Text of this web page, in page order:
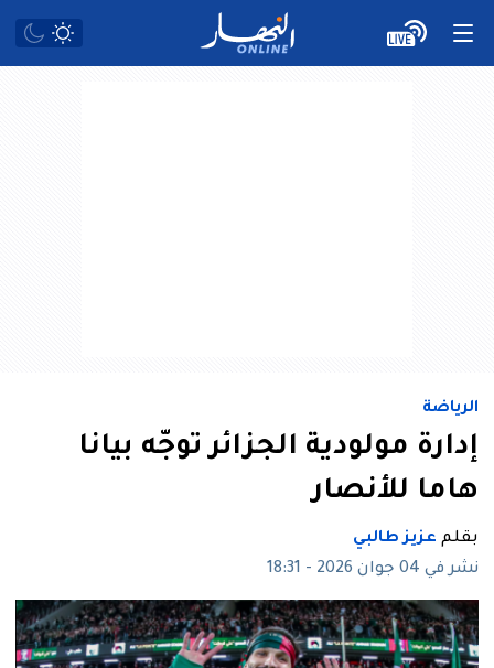
الرياضة
إدارة مولودية الجزائر توجّه بيانا
هاما للأنصار
بقلم عزيز طالبي
نشر في 04 جوان 2026 - 18:31